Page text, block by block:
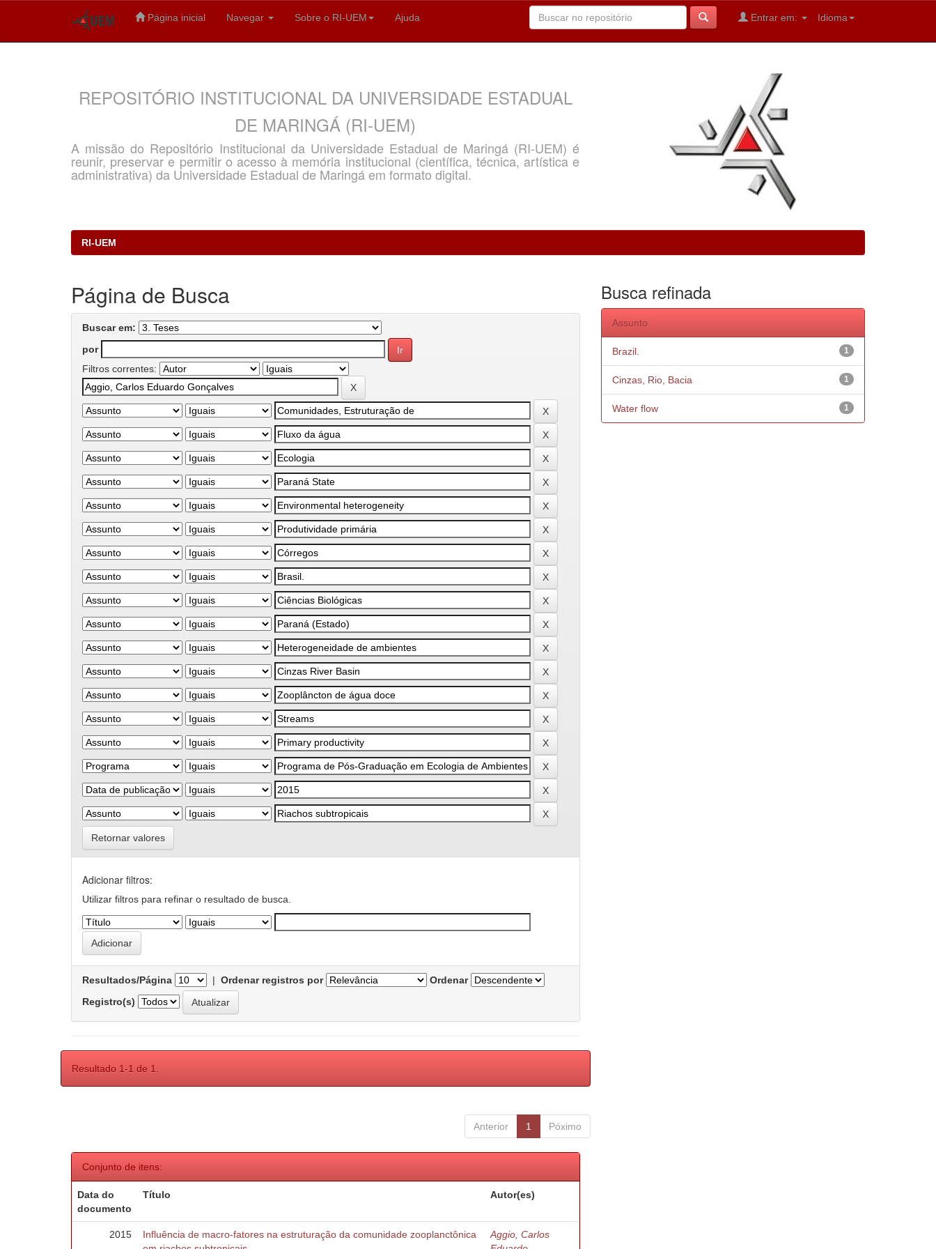
Página inicial Navegar Sobre o RI-UEM Ajuda Idioma
Entrar em:
REPOSITÓRIO INSTITUCIONAL DA UNIVERSIDADE ESTADUAL
DE MARINGÁ (RI-UEM)
A missão do Repositório Institucional da Universidade Estadual de Maringá (RI-UEM) é
reunir, preservar e permitir o acesso à memória institucional (científica, técnica, artística e
administrativa) da Universidade Estadual de Maringá em formato digital.
RI-UEM
Página de Busca
Buscar em:
por
Filtros correntes:
Retornar valores
Adicionar filtros:
Utilizar filtros para refinar o resultado de busca.
Resultados/Página | Ordenar registros por
Ordenar
Registro(s)
Resultado 1-1 de 1.
Anterior 1 Póximo
Conjunto de itens:
Data do
documento
Título Autor(es)
2015
Influência de macro-fatores na estruturação da comunidade zooplanctônica
Aggio, Carlos
Busca refinada
Assunto
1
Brazil.
1
Cinzas, Rio, Bacia
1
Water flow